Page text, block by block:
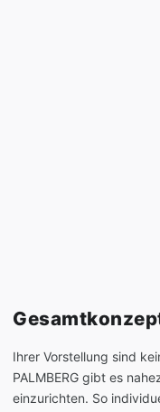
Ihrer Vorstellung sind
PALMBERG gibt es
einzurichten. So